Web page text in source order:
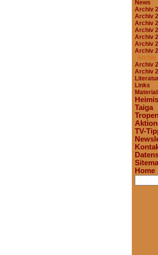
News
Archiv
Archiv
Archiv
Archiv
Archiv
Archiv
Archiv
Archiv
Archiv
Archiv
Links
Taiga
TV-
Home